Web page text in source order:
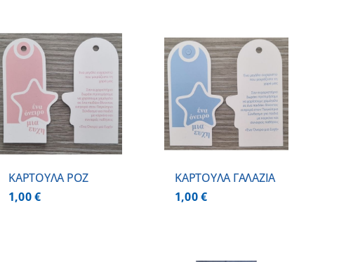
ΚΑΡΤΟΥΛΑ ΡΟΖ
1,00€
ΠΡΟΣΘΗΚΗ ΣΤΟ
ΚΑΛΑΘΙ
/
ΛΕΠΤΟΜΕΡΕΙΕΣ
ΚΑΡΤΟΥΛΑ ΓΑΛΑΖΙΑ
1,00€